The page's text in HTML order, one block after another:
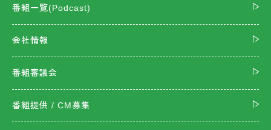
番組一覧(Podcast)
会社情報
番組審議会
番組提供 / CM募集